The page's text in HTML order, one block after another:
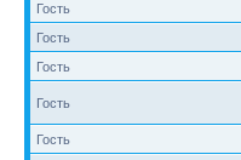
Гость
Гость
Гость
Гость
Гость